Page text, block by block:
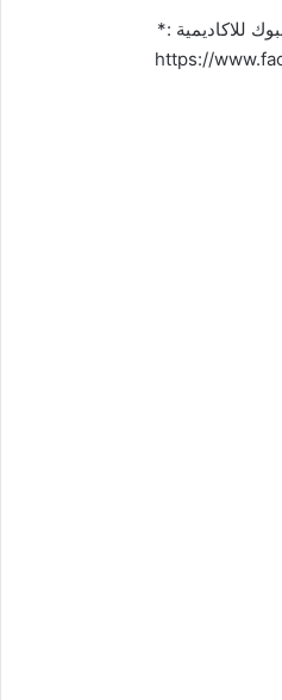
للاكاديمية :*
https://